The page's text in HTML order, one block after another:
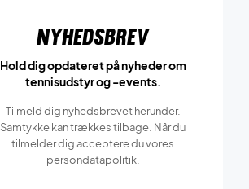
Nyhedsbrev
Hold dig opdateret på nyheder om
tennisudstyr og -events.
Tilmeld dig nyhedsbrevet herunder.
Samtykke kan trækkes tilbage. Når du
tilmelder dig acceptere du vores
persondatapolitik.